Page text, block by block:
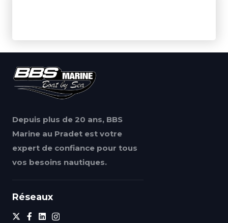
Depuis plus de 20 ans, BBS
Marine au Pradet est votre
expert de confiance pour tous
vos besoins nautiques.
Réseaux